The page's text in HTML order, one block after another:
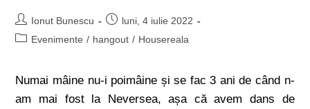
Ionut Bunescu
luni, 4 iulie 2022
Evenimente / hangout / Housereala
Numai mâine nu-i poimâine și se fac 3 ani de când n-
am mai fost la Neversea, așa că avem dans de